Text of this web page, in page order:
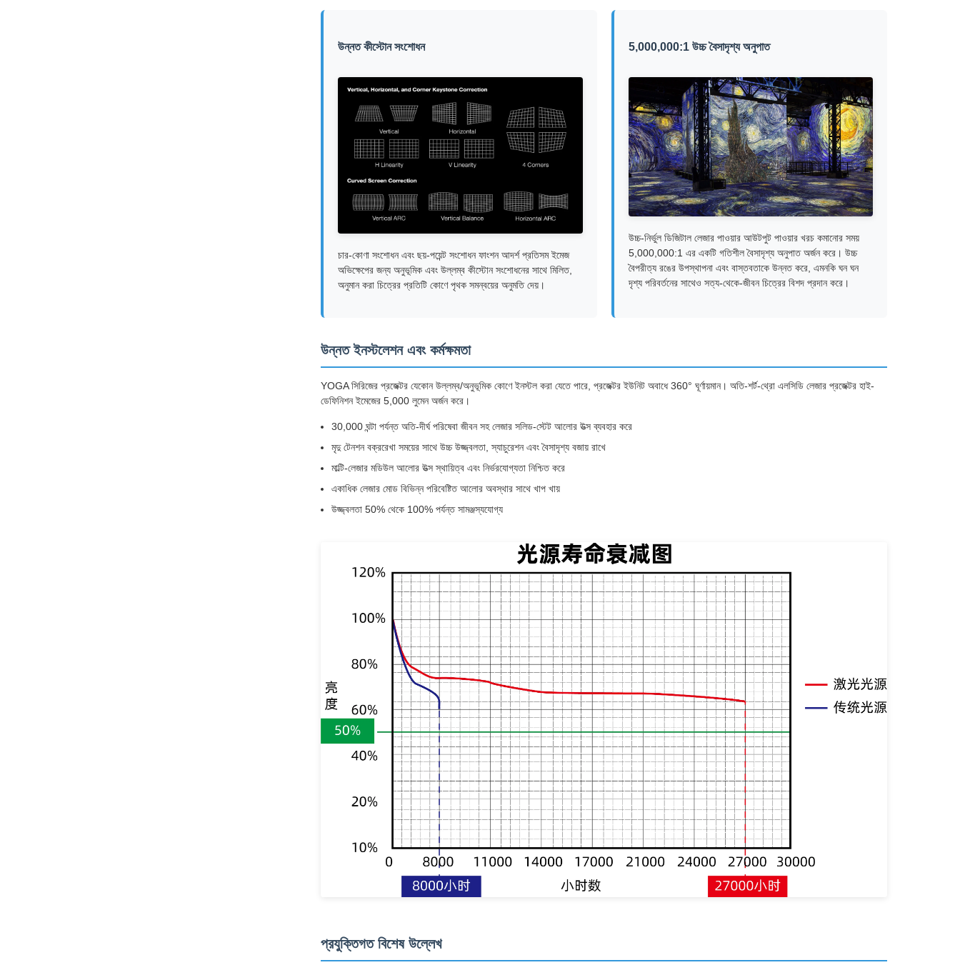
উন্নত কীস্টোন সংশোধন
চার-কোণা সংশোধন এবং ছয়-পয়েন্ট সংশোধন ফাংশন আদর্শ প্রতিসম ইমেজ
অভিক্ষেপের জন্য অনুভূমিক এবং উল্লম্ব কীস্টোন সংশোধনের সাথে মিলিত,
অনুমান করা চিত্রের প্রতিটি কোণে পৃথক সমন্বয়ের অনুমতি দেয়।
5,000,000:1 উচ্চ বৈসাদৃশ্য অনুপাত
উচ্চ-নির্ভুল ডিজিটাল লেজার পাওয়ার আউটপুট পাওয়ার খরচ কমানোর সময়
5,000,000:1 এর একটি গতিশীল বৈসাদৃশ্য অনুপাত অর্জন করে। উচ্চ
বৈপরীত্য রঙের উপস্থাপনা এবং বাস্তবতাকে উন্নত করে, এমনকি ঘন ঘন
দৃশ্য পরিবর্তনের সাথেও সত্য-থেকে-জীবন চিত্রের বিশদ প্রদান করে।
উন্নত ইনস্টলেশন এবং কর্মক্ষমতা
YOGA সিরিজের প্রজেক্টর যেকোন উল্লম্ব/অনুভূমিক কোণে ইনস্টল করা যেতে পারে, প্রজেক্টর ইউনিট অবাধে 360° ঘূর্ণায়মান। অতি-শর্ট-থ্রো এলসিডি লেজার প্রজেক্টর হাই-
ডেফিনিশন ইমেজের 5,000 লুমেন অর্জন করে।
30,000 ঘন্টা পর্যন্ত অতি-দীর্ঘ পরিষেবা জীবন সহ লেজার সলিড-স্টেট আলোর উত্স ব্যবহার করে
মৃদু টেনশন বক্ররেখা সময়ের সাথে উচ্চ উজ্জ্বলতা, স্যাচুরেশন এবং বৈসাদৃশ্য বজায় রাখে
মাল্টি-লেজার মডিউল আলোর উত্স স্থায়িত্ব এবং নির্ভরযোগ্যতা নিশ্চিত করে
একাধিক লেজার মোড বিভিন্ন পরিবেষ্টিত আলোর অবস্থার সাথে খাপ খায়
উজ্জ্বলতা 50% থেকে 100% পর্যন্ত সামঞ্জস্যযোগ্য
প্রযুক্তিগত বিশেষ উল্লেখ